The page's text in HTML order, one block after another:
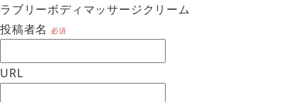
ラブリーボディマッサージクリーム
投稿者名
必須
URL